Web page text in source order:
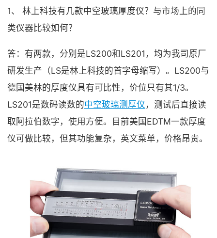
1、 林上科技有几款中空玻璃厚度仪？与市场上的同
类仪器比较如何？
答：有两款，分别是LS200和LS201，均为我司原厂
研发生产（LS是林上科技的首字母缩写）。LS200与
德国美林的厚度仪具有可比性，价位只有其1/3。
LS201是数码读数的中空玻璃测厚仪 ，测试后直接读
取阿拉伯数字，使用方便。目前美国EDTM一款厚度
仪可做比较，但其功能复杂，英文菜单，价格昂贵。